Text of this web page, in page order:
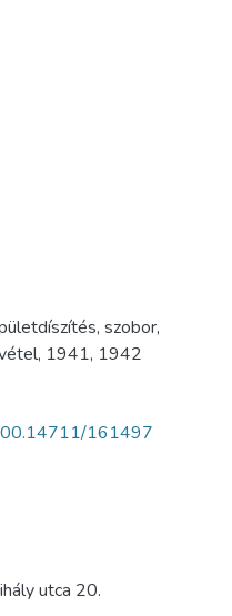
, szobor,
, 1941, 1942
161497
utca 20.